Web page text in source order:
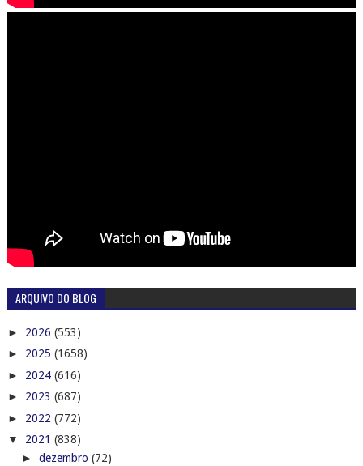
ARQUIVO DO BLOG
► 2026 (553)
► 2025 (1658)
► 2024 (616)
► 2023 (687)
► 2022 (772)
▼ 2021 (838)
► dezembro (72)